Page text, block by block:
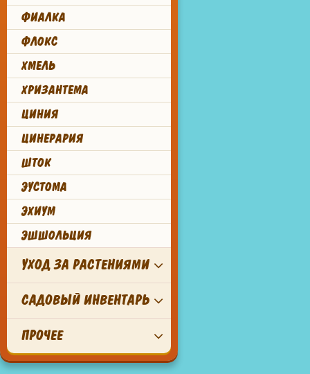
ФИАЛКА
ФЛОКС
ХМЕЛЬ
ХРИЗАНТЕМА
ЦИНИЯ
ЦИНЕРАРИЯ
ШТОК
ЭУСТОМА
ЭХИУМ
ЭШШОЛЬЦИЯ
УХОД ЗА РАСТЕНИЯМИ
САДОВЫЙ ИНВЕНТАРЬ
ПРОЧЕЕ